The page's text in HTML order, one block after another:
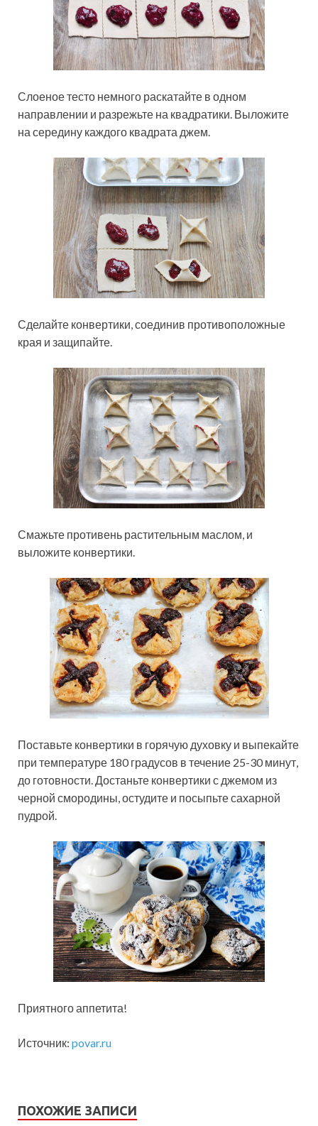
Слоеное тесто немного раскатайте в одном
направлении и разрежьте на квадратики. Выложите
на середину каждого квадрата джем.
Сделайте конвертики, соединив противоположные
края и защипайте.
Смажьте противень растительным маслом, и
выложите конвертики.
Поставьте конвертики в горячую духовку и выпекайте
при температуре 180 градусов в течение 25-30 минут,
до готовности. Достаньте конвертики с джемом из
черной смородины, остудите и посыпьте сахарной
пудрой.
Приятного аппетита!
Источник: povar.ru
ПОХОЖИЕ ЗАПИСИ